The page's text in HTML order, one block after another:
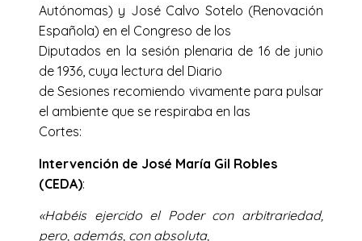
Autónomas) y José Calvo Sotelo (Renovación
Española) en el Congreso de los
Diputados en la sesión plenaria de 16 de junio
de 1936, cuya lectura del Diario
de Sesiones recomiendo vivamente para pulsar
el ambiente que se respiraba en las
Cortes:
Intervención de José María Gil Robles
(CEDA):
«Habéis ejercido el Poder con arbitrariedad,
pero, además, con absoluta,